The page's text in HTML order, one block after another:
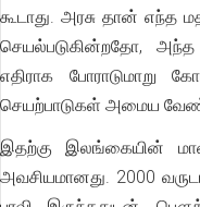
கூடாது. அரசு தான் எந்த
செயல்படுகின்றதோ,
எதிராக
செயற்பாடுகள் அமைய
இதற்கு இலங்கையின்
அவசியமானது. 2000